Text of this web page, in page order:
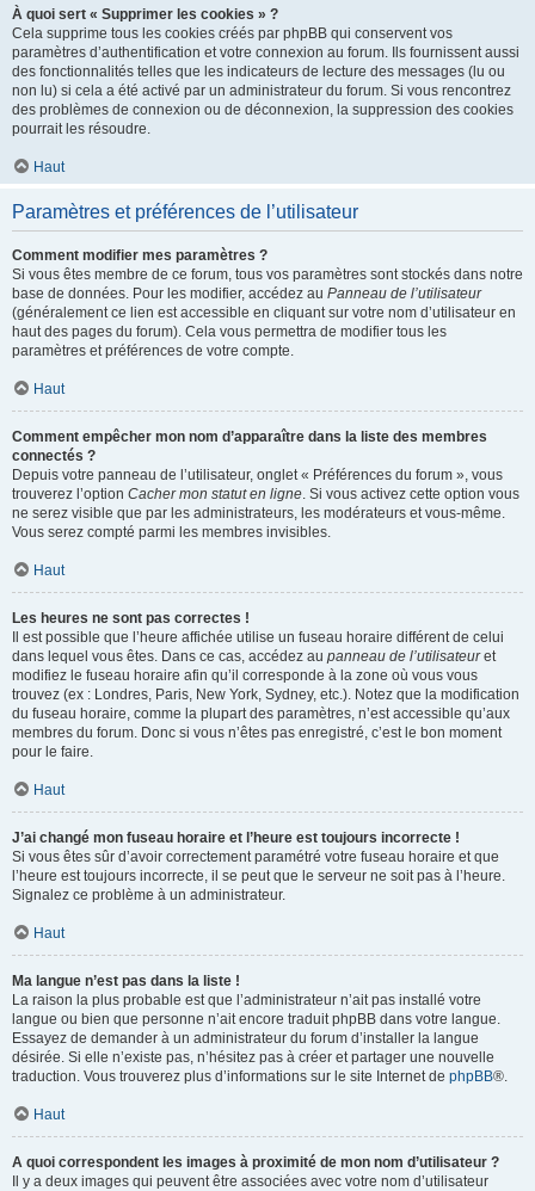
À quoi sert « Supprimer les cookies » ?
Cela supprime tous les cookies créés par phpBB qui conservent vos
paramètres d’authentification et votre connexion au forum. Ils fournissent aussi
des fonctionnalités telles que les indicateurs de lecture des messages (lu ou
non lu) si cela a été activé par un administrateur du forum. Si vous rencontrez
des problèmes de connexion ou de déconnexion, la suppression des cookies
pourrait les résoudre.
Haut
Paramètres et préférences de l’utilisateur
Comment modifier mes paramètres ?
Si vous êtes membre de ce forum, tous vos paramètres sont stockés dans notre
base de données. Pour les modifier, accédez au Panneau de l’utilisateur
(généralement ce lien est accessible en cliquant sur votre nom d’utilisateur en
haut des pages du forum). Cela vous permettra de modifier tous les
paramètres et préférences de votre compte.
Haut
Comment empêcher mon nom d’apparaître dans la liste des membres
connectés ?
Depuis votre panneau de l’utilisateur, onglet « Préférences du forum », vous
trouverez l’option Cacher mon statut en ligne. Si vous activez cette option vous
ne serez visible que par les administrateurs, les modérateurs et vous-même.
Vous serez compté parmi les membres invisibles.
Haut
Les heures ne sont pas correctes !
Il est possible que l’heure affichée utilise un fuseau horaire différent de celui
dans lequel vous êtes. Dans ce cas, accédez au panneau de l’utilisateuret
modifiez le fuseau horaire afin qu’il corresponde à la zone où vous vous
trouvez (ex : Londres, Paris, New York, Sydney, etc.). Notez que la modification
du fuseau horaire, comme la plupart des paramètres, n’est accessible qu’aux
membres du forum. Donc si vous n’êtes pas enregistré, c’est le bon moment
pour le faire.
Haut
J’ai changé mon fuseau horaire et l’heure est toujours incorrecte !
Si vous êtes sûr d’avoir correctement paramétré votre fuseau horaire et que
l’heure est toujours incorrecte, il se peut que le serveur ne soit pas à l’heure.
Signalez ce problème à un administrateur.
Haut
Ma langue n’est pas dans la liste !
La raison la plus probable est que l’administrateur n’ait pas installé votre
langue ou bien que personne n’ait encore traduit phpBB dans votre langue.
Essayez de demander à un administrateur du forum d’installer la langue
désirée. Si elle n’existe pas, n’hésitez pas à créer et partager une nouvelle
traduction. Vous trouverez plus d’informations sur le site Internet de phpBB®.
Haut
A quoi correspondent les images à proximité de mon nom d’utilisateur ?
Il y a deux images qui peuvent être associées avec votre nom d’utilisateur